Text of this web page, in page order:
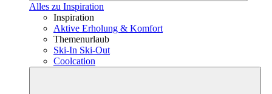
Alles zu Inspiration
Inspiration
Aktive Erholung & Komfort
Themenurlaub
Ski-In Ski-Out
Coolcation